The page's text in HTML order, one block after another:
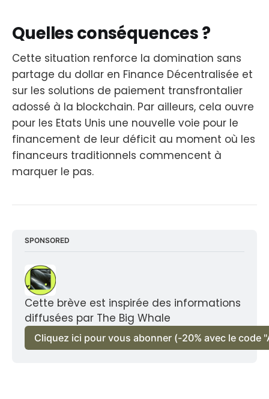
Quelles conséquences ?
Cette situation renforce la domination sans
partage du dollar en Finance Décentralisée et
sur les solutions de paiement transfrontalier
adossé à la blockchain. Par ailleurs, cela ouvre
pour les Etats Unis une nouvelle voie pour le
financement de leur déficit au moment où les
financeurs traditionnels commencent à
marquer le pas.
SPONSORED
Cette brève est inspirée des informations
diffusées par The Big Whale
Cliquez ici pour vous abonner (-20% avec le code